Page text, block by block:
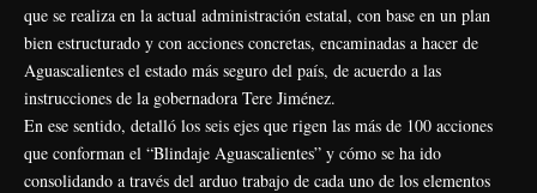
que se realiza en la actual administración estatal, con base en un plan
bien estructurado y con acciones concretas, encaminadas a hacer de
Aguascalientes el estado más seguro del país, de acuerdo a las
instrucciones de la gobernadora Tere Jiménez.
En ese sentido, detalló los seis ejes que rigen las más de 100 acciones
que conforman el “Blindaje Aguascalientes” y cómo se ha ido
consolidando a través del arduo trabajo de cada uno de los elementos